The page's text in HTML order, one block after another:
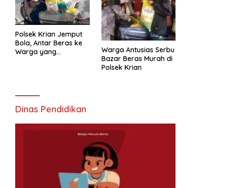
Polsek Krian Jemput
Bola, Antar Beras ke
Warga yang
Warga Antusias Serbu
Bazar Beras Murah di
Polsek Krian
Dinas Pendidikan